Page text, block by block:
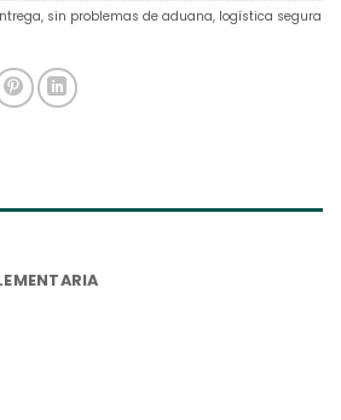
sin problemas de aduana, logística segura